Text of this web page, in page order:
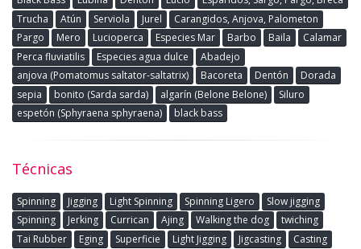
Trucha
Atún Serviola Jurel
Carangidos, Anjova, Palometon
Pargo
Mero Lucioperca Especies Mar Barbo Baila
Calamar
Perca fluviatilis
Especies agua dulce
Abadejo
anjova (Pomatomus saltator-saltatrix)
Bacoreta Dentón
Dorada
sepia
bonito (Sarda sarda) algarín (Belone Belone)
Siluro
espetón (Sphyraena sphyraena)
black bass
Técnicas
Spinning Jigging Light Spinning Spinning Ligero
Slow jigging
Spinning
Jerking Currican Ajing Walking the dog
twiching
Tai Rubber
Eging Superficie Light Jigging Jigcasting
Casting